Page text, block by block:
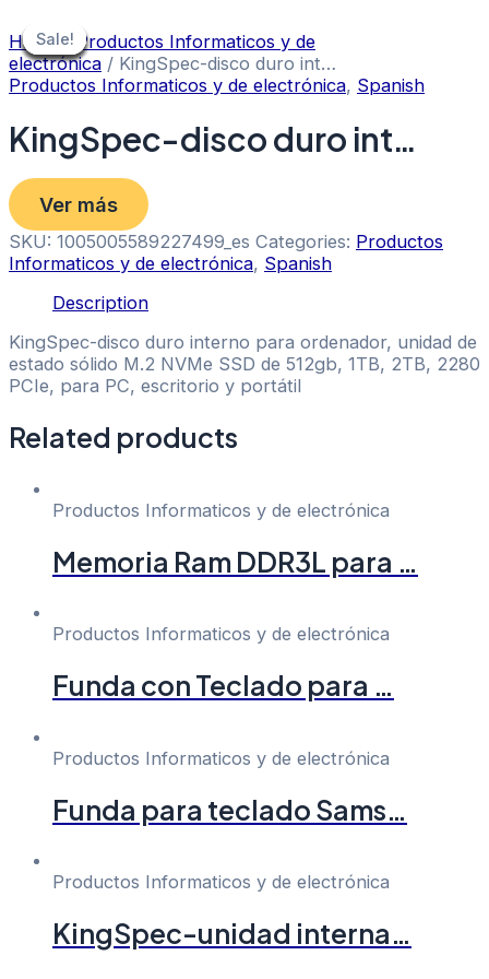
to
content
Sale!
Home/ Productos Informaticos y de
electrónica / KingSpec-disco duro int…
Productos Informaticos y de electrónica, Spanish
KingSpec-disco duro int…
Ver más
SKU: 1005005589227499_es Categories: Productos
Informaticos y de electrónica, Spanish
Description
KingSpec-disco duro interno para ordenador, unidad de
estado sólido M.2 NVMe SSD de 512gb, 1TB, 2TB, 2280
PCIe, para PC, escritorio y portátil
Related products
Sale!
Sale!
Productos Informaticos y de electrónica
Memoria Ram DDR3L para …
Sale!
Sale!
Productos Informaticos y de electrónica
Funda con Teclado para …
Sale!
Sale!
Productos Informaticos y de electrónica
Funda para teclado Sams…
Sale!
Sale!
Productos Informaticos y de electrónica
KingSpec-unidad interna…